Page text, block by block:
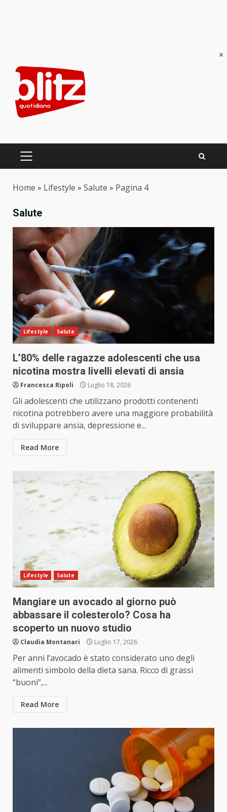
content
PRIMARY
Home » Lifestyle » Salute » Pagina 4
Salute
Lifestyle Salute
L’80% delle ragazze adolescenti che usa
nicotina mostra livelli elevati di ansia
Francesca Ripoli Luglio 18, 2026
Gli adolescenti che utilizzano prodotti contenenti
nicotina potrebbero avere una maggiore probabilità
di sviluppare ansia, depressione e...
Read More
Lifestyle Salute
Mangiare un avocado al giorno può
abbassare il colesterolo? Cosa ha
scoperto un nuovo studio
Claudia Montanari Luglio 17, 2026
Per anni l’avocado è stato considerato uno degli
alimenti simbolo della dieta sana. Ricco di grassi
“buoni”,...
Read More
×